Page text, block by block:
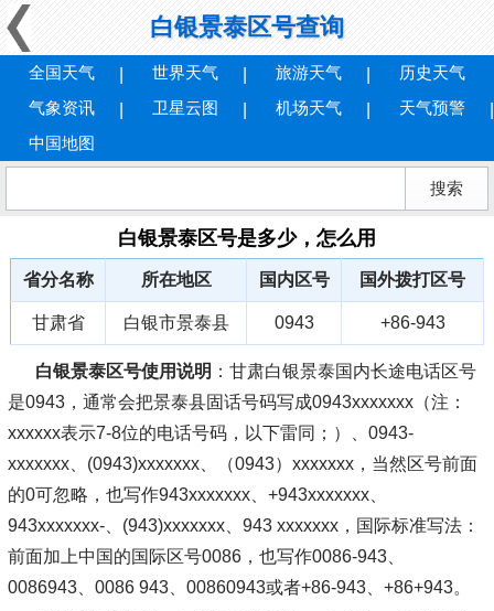
白银景泰区号查询
全国天气 世界天气 旅游天气
历史天气
气象资讯
卫星云图 机场天气
天气预警
中国地图
白银景泰区号是多少，怎么用
省分名称 所在地区 国内区号 国外拨打区号
甘肃省 白银市景泰县 0943 +86-943
白银景泰区号使用说明 ：甘肃白银景泰国内长途电话区号
是0943，通常会把景泰县固话号码写成0943xxxxxxx（注：
xxxxxx表示7-8位的电话号码，以下雷同；）、0943-
xxxxxxx、(0943)xxxxxxx、（0943）xxxxxxx，当然区号前面
的0可忽略，也写作943xxxxxxx、+943xxxxxxx、
943xxxxxxx-、(943)xxxxxxx、943 xxxxxxx，国际标准写法：
前面加上中国的国际区号0086，也写作0086-943、
0086943、0086 943、00860943或者+86-943、+86+943。